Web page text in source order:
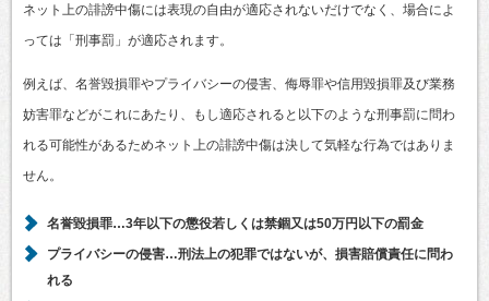
ネット上の誹謗中傷には表現の自由が適応されないだけでなく、場合によ
っては「刑事罰」が適応されます。
例えば、名誉毀損罪やプライバシーの侵害、侮辱罪や信用毀損罪及び業務
妨害罪などがこれにあたり、もし適応されると以下のような刑事罰に問わ
れる可能性があるためネット上の誹謗中傷は決して気軽な行為ではありま
せん。
名誉毀損罪…3年以下の懲役若しくは禁錮又は50万円以下の罰金
プライバシーの侵害…刑法上の犯罪ではないが、損害賠償責任に問わ
れる